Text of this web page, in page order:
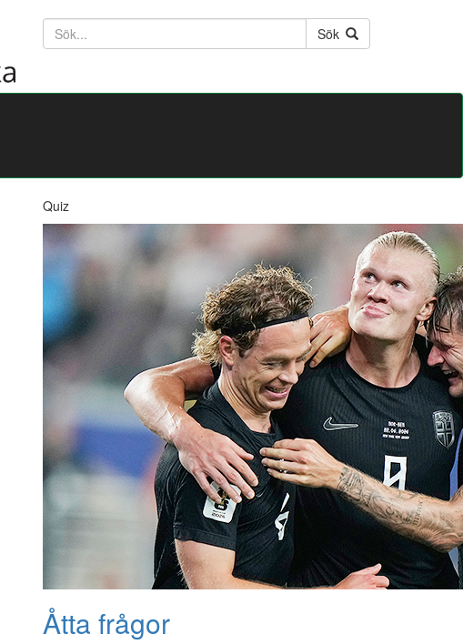
Söktext
Sök
Quiz
Åtta frågor